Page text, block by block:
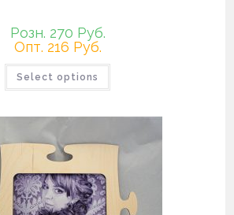
Розн. 270 Руб.
Опт. 216 Руб.
Select options
имеет
выбрать
на
товара.